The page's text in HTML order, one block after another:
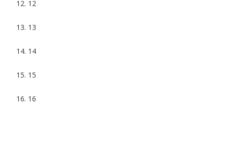
12
13
14
15
16